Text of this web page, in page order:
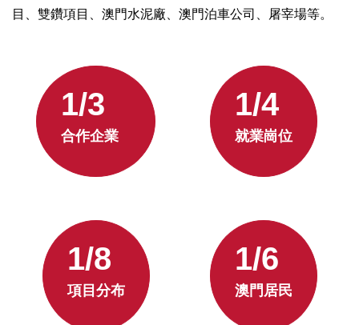
目、雙鑽項目、澳門水泥廠、澳門泊車公司、屠宰場等。
1/3
合作企業
1/4
就業崗位
1/8
項目分布
1/6
澳門居民